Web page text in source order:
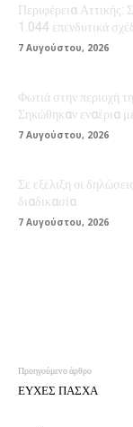
Περιφέρεια Αττικής:
1.044 επενδυτικά
7 Αυγούστου, 2026
Φωτιά στην περιοχή
Σηκώθηκαν εναέρια
7 Αυγούστου, 2026
Σε εξέλιξη οι
διαδικασία
7 Αυγούστου, 2026
Προηγούμενο άρθρο
ΕΥΧΕΣ ΠΑΣΧΑ